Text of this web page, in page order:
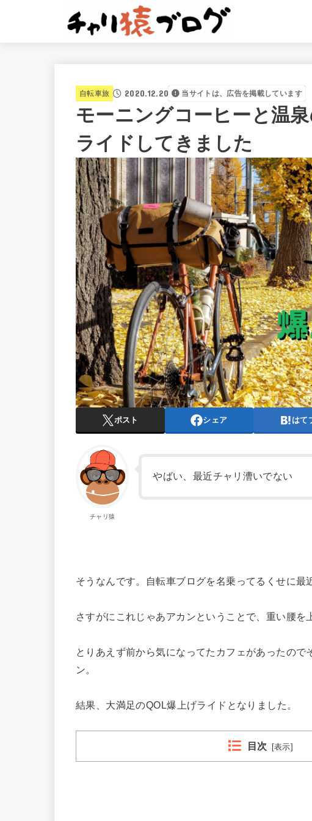
自転車旅 2020.12.20 当サイトは、広告を掲載しています
モーニングコーヒーと温
ライドしてきました
ポスト シェア はて
チャリ猿
やばい、最近チャリ漕いでない
そうなんです。自転車ブログを名乗ってるくせに最
さすがにこれじゃあアカンということで、重い腰を
とりあえず前から気になってたカフェがあったの
ン。
結果、大満足のQOL爆上げライドとなりました。
目次 [表示]